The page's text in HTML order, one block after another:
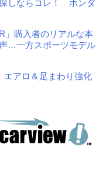
しならコレ！ ホンダ
」購入者のリアルな本
…一方スポーツモデル
エアロ＆足まわり強化